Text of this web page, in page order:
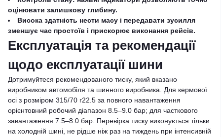
оцінювати залишкову глибину.
Висока здатність нести масу і передавати зусилля
зменшує час простоїв і прискорює виконання рейсів.
Експлуатація та рекомендації
щодо експлуатації шини
Дотримуйтеся рекомендованого тиску, який вказано
виробником автомобіля та шинного виробника. Для кермової
осі з розміром 315/70 r22.5 за повного навантаження
орієнтовний робочий діапазон 8.5–9.0 бар; для часткового
завантаження 7.5–8.0 бар. Перевірка тиску виконується тільки
на холодній шині, не рідше ніж раз на тиждень при інтенсивній